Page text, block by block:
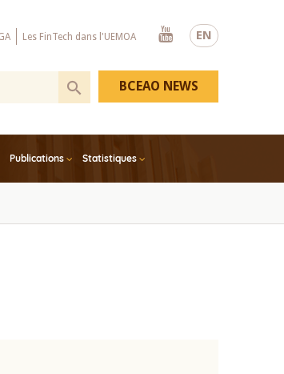
EN
Les FinTech dans l'UEMOA
Youtube
Publications Statistiques
BCEAO NEWS